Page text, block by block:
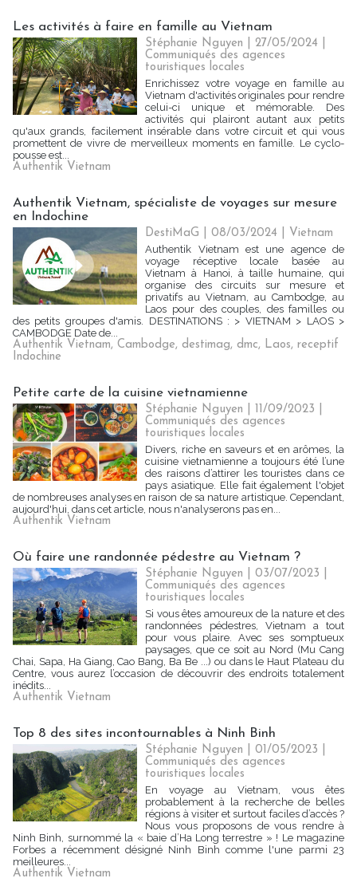
Les activités à faire en famille au Vietnam
Stéphanie Nguyen | 27/05/2024
Communiqués des agences
touristiques locales
Enrichissez votre voyage en famille au
Vietnam d'activités originales pour rendre
celui-ci unique et mémorable. Des
activités qui plairont autant aux petits
qu'aux grands, facilement insérable dans votre circuit et qui vous
promettent de vivre de merveilleux moments en famille. Le cyclo-
pousse est...
Authentik Vietnam
Authentik Vietnam, spécialiste de voyages sur mesure
en Indochine
DestiMaG | 08/03/2024
Vietnam
Authentik Vietnam est une agence de
voyage réceptive locale basée au
Vietnam à Hanoi, à taille humaine, qui
organise des circuits sur mesure et
privatifs au Vietnam, au Cambodge, au
Laos pour des couples, des familles ou
des petits groupes d'amis. DESTINATIONS : > VIETNAM > LAOS >
CAMBODGE Date de...
Authentik Vietnam, Cambodge, destimag, dmc, Laos, receptif
Indochine
Petite carte de la cuisine vietnamienne
Stéphanie Nguyen | 11/09/2023
Communiqués des agences
touristiques locales
Divers, riche en saveurs et en arômes, la
cuisine vietnamienne a toujours été l’une
des raisons d’attirer les touristes dans ce
pays asiatique. Elle fait également l'objet
de nombreuses analyses en raison de sa nature artistique. Cependant,
aujourd'hui, dans cet article, nous n'analyserons pas en...
Authentik Vietnam
Où faire une randonnée pédestre au Vietnam ?
Stéphanie Nguyen | 03/07/2023
Communiqués des agences
touristiques locales
Si vous êtes amoureux de la nature et des
randonnées pédestres, Vietnam a tout
pour vous plaire. Avec ses somptueux
paysages, que ce soit au Nord (Mu Cang
Chai, Sapa, Ha Giang, Cao Bang, Ba Be ...) ou dans le Haut Plateau du
Centre, vous aurez l’occasion de découvrir des endroits totalement
inédits...
Authentik Vietnam
Top 8 des sites incontournables à Ninh Binh
Stéphanie Nguyen | 01/05/2023
Communiqués des agences
touristiques locales
En voyage au Vietnam, vous êtes
probablement à la recherche de belles
régions à visiter et surtout faciles d’accès ?
Nous vous proposons de vous rendre à
Ninh Binh, surnommé la « baie d’Ha Long terrestre » ! Le magazine
Forbes a récemment désigné Ninh Binh comme l'une parmi 23
meilleures...
Authentik Vietnam